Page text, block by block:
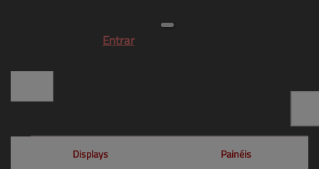
Entrar
Displays
Painéis